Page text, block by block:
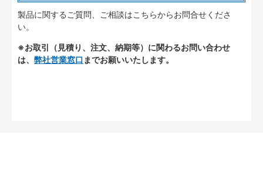
製品に関するご質問、ご相談はこちらからお問合せくださ
い。
※お取引（見積り、注文、納期等）に関わるお問い合わせ
は、 弊社営業窓口 までお願いいたします。